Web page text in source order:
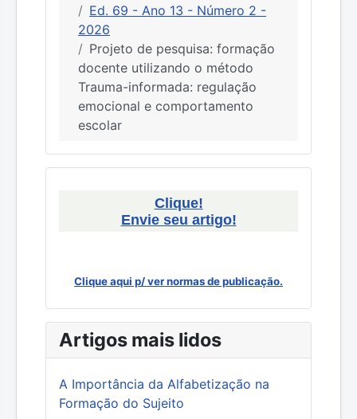
Ed. 69 - Ano 13 - Número 2 -
2026
Projeto de pesquisa: formação
docente utilizando o método
Trauma-informada: regulação
emocional e comportamento
escolar
Clique!
Envie seu artigo!
Clique aqui p/ ver normas de publicação.
Artigos mais lidos
A Importância da Alfabetização na
Formação do Sujeito